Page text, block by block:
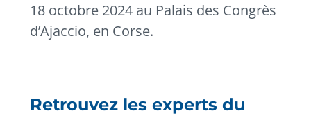
18 octobre 2024 au Palais des Congrès
d’Ajaccio, en Corse.
Retrouvez les experts du